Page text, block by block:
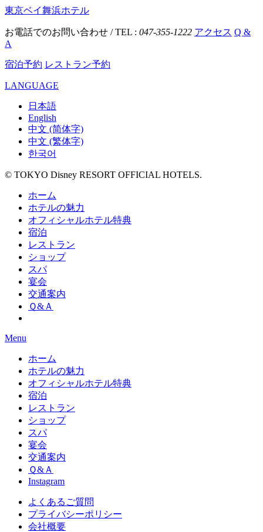
東京ベイ舞浜ホテル
お電話でのお問い合わせ / TEL : 047-355-1222 アクセス Q &
A
宿泊予約 レストラン予約
LANGUAGE
日本語
English
中文 (简体字)
中文 (繁体字)
한국어
© TOKYO Disney RESORT OFFICIAL HOTELS.
ホーム
ホテルの魅力
オフィシャルホテル特典
宿泊
レストラン
ショップ
スパ
宴会
交通案内
Ｑ&Ａ
Menu
ホーム
ホテルの魅力
オフィシャルホテル特典
宿泊
レストラン
ショップ
スパ
宴会
交通案内
Ｑ&Ａ
Instagram
よくあるご質問
プライバシーポリシー
会社概要